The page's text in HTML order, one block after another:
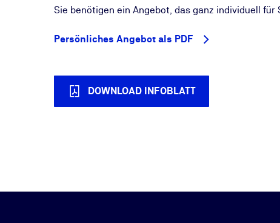
Sie benötigen ein Angebot, das ganz individuell für
Persönliches Angebot als PDF
DOWNLOAD INFOBLATT